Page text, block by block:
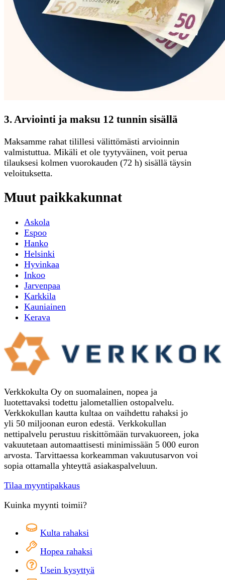
3. Arviointi ja maksu 12 tunnin sisällä
Maksamme rahat tilillesi välittömästi arvioinnin
valmistuttua. Mikäli et ole tyytyväinen, voit perua
tilauksesi kolmen vuorokauden (72 h) sisällä täysin
veloituksetta.
Muut paikkakunnat
Askola
Espoo
Hanko
Helsinki
Hyvinkaa
Inkoo
Jarvenpaa
Karkkila
Kauniainen
Kerava
Verkkokulta Oy on suomalainen, nopea ja
luotettavaksi todettu jalometallien ostopalvelu.
Verkkokullan kautta kultaa on vaihdettu rahaksi jo
yli 50 miljoonan euron edestä. Verkkokullan
nettipalvelu perustuu riskittömään turvakuoreen, joka
vakuutetaan automaattisesti minimissään 5 000 euron
arvosta. Tarvittaessa korkeamman vakuutusarvon voi
sopia ottamalla yhteyttä asiakaspalveluun.
Tilaa myyntipakkaus
Kuinka myynti toimii?
Kulta rahaksi
Hopea rahaksi
Usein kysyttyä